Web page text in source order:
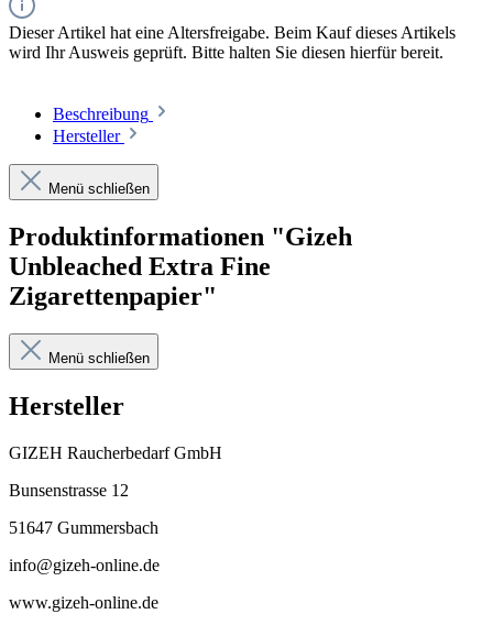
Dieser Artikel hat eine Altersfreigabe. Beim Kauf dieses Artikels
wird Ihr Ausweis geprüft. Bitte halten Sie diesen hierfür bereit.
Beschreibung
Hersteller
Menü schließen
Produktinformationen "Gizeh
Unbleached Extra Fine
Zigarettenpapier"
Menü schließen
Hersteller
GIZEH Raucherbedarf GmbH
Bunsenstrasse 12
51647 Gummersbach
info@gizeh-online.de
www.gizeh-online.de